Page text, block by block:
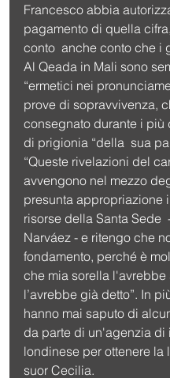
Francesco abbia
pagamento di quella
conto  anche conto che i
Al Qeada in Mali sono
“ermetici nei
prove di sopravvivenza,
consegnato durante i più
di prigionia “della  sua
“Queste rivelazioni del
avvengono nel mezzo
presunta appropriazione
risorse della Santa Sede
Narváez - e ritengo che
fondamento, perché è
che mia sorella l'avrebbe
l’avrebbe già detto”. In
hanno mai saputo di
da parte di un'agenzia di
londinese per ottenere la
suor Cecilia.